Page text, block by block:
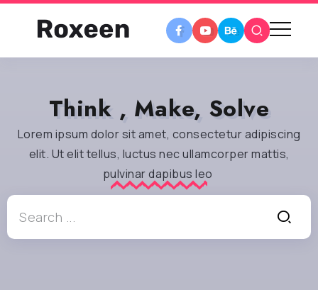
Think , Make, Solve
Lorem ipsum dolor sit amet, consectetur adipiscing
elit. Ut elit tellus, luctus nec ullamcorper mattis,
pulvinar dapibus leo